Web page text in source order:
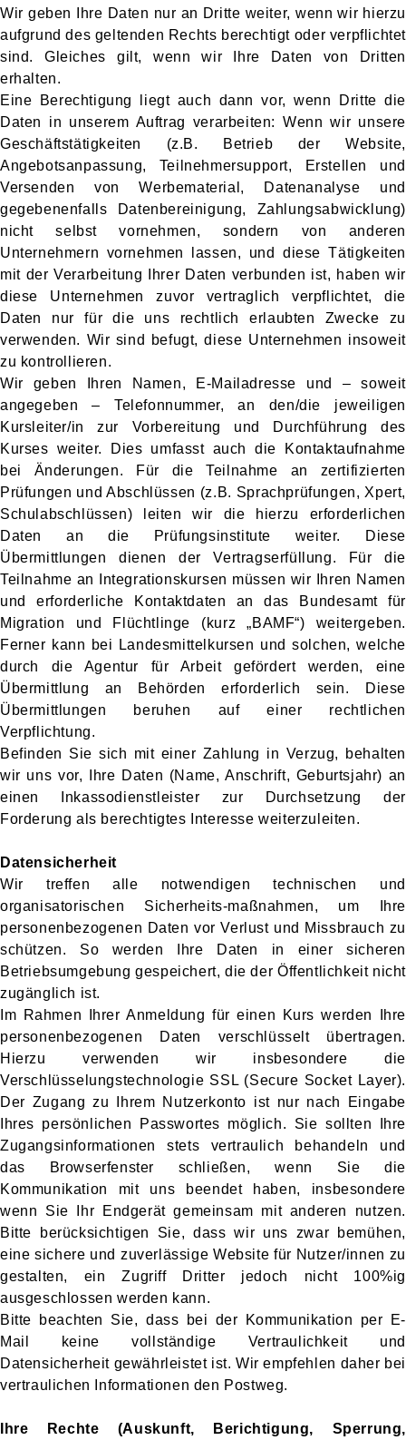
Wir geben Ihre Daten nur an Dritte weiter, wenn wir hierzu
aufgrund des geltenden Rechts berechtigt oder verpflichtet
sind. Gleiches gilt, wenn wir Ihre Daten von Dritten
erhalten.
Eine Berechtigung liegt auch dann vor, wenn Dritte die
Daten in unserem Auftrag verarbeiten: Wenn wir unsere
Geschäftstätigkeiten (z.B. Betrieb der Website,
Angebotsanpassung, Teilnehmersupport, Erstellen und
Versenden von Werbematerial, Datenanalyse und
gegebenenfalls Datenbereinigung, Zahlungsabwicklung)
nicht selbst vornehmen, sondern von anderen
Unternehmern vornehmen lassen, und diese Tätigkeiten
mit der Verarbeitung Ihrer Daten verbunden ist, haben wir
diese Unternehmen zuvor vertraglich verpflichtet, die
Daten nur für die uns rechtlich erlaubten Zwecke zu
verwenden. Wir sind befugt, diese Unternehmen insoweit
zu kontrollieren.
Wir geben Ihren Namen, E-Mailadresse und – soweit
angegeben – Telefonnummer, an den/die jeweiligen
Kursleiter/in zur Vorbereitung und Durchführung des
Kurses weiter. Dies umfasst auch die Kontaktaufnahme
bei Änderungen. Für die Teilnahme an zertifizierten
Prüfungen und Abschlüssen (z.B. Sprachprüfungen, Xpert,
Schulabschlüssen) leiten wir die hierzu erforderlichen
Daten an die Prüfungsinstitute weiter. Diese
Übermittlungen dienen der Vertragserfüllung. Für die
Teilnahme an Integrationskursen müssen wir Ihren Namen
und erforderliche Kontaktdaten an das Bundesamt für
Migration und Flüchtlinge (kurz „BAMF“) weitergeben.
Ferner kann bei Landesmittelkursen und solchen, welche
durch die Agentur für Arbeit gefördert werden, eine
Übermittlung an Behörden erforderlich sein. Diese
Übermittlungen beruhen auf einer rechtlichen
Verpflichtung.
Befinden Sie sich mit einer Zahlung in Verzug, behalten
wir uns vor, Ihre Daten (Name, Anschrift, Geburtsjahr) an
einen Inkassodienstleister zur Durchsetzung der
Forderung als berechtigtes Interesse weiterzuleiten.
Datensicherheit
Wir treffen alle notwendigen technischen und
organisatorischen Sicherheits-maßnahmen, um Ihre
personenbezogenen Daten vor Verlust und Missbrauch zu
schützen. So werden Ihre Daten in einer sicheren
Betriebsumgebung gespeichert, die der Öffentlichkeit nicht
zugänglich ist.
Im Rahmen Ihrer Anmeldung für einen Kurs werden Ihre
personenbezogenen Daten verschlüsselt übertragen.
Hierzu verwenden wir insbesondere die
Verschlüsselungstechnologie SSL (Secure Socket Layer).
Der Zugang zu Ihrem Nutzerkonto ist nur nach Eingabe
Ihres persönlichen Passwortes möglich. Sie sollten Ihre
Zugangsinformationen stets vertraulich behandeln und
das Browserfenster schließen, wenn Sie die
Kommunikation mit uns beendet haben, insbesondere
wenn Sie Ihr Endgerät gemeinsam mit anderen nutzen.
Bitte berücksichtigen Sie, dass wir uns zwar bemühen,
eine sichere und zuverlässige Website für Nutzer/innen zu
gestalten, ein Zugriff Dritter jedoch nicht 100%ig
ausgeschlossen werden kann.
Bitte beachten Sie, dass bei der Kommunikation per E-
Mail keine vollständige Vertraulichkeit und
Datensicherheit gewährleistet ist. Wir empfehlen daher bei
vertraulichen Informationen den Postweg.
Ihre Rechte (Auskunft, Berichtigung, Sperrung,